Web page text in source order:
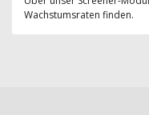
Wachstumsraten finden.